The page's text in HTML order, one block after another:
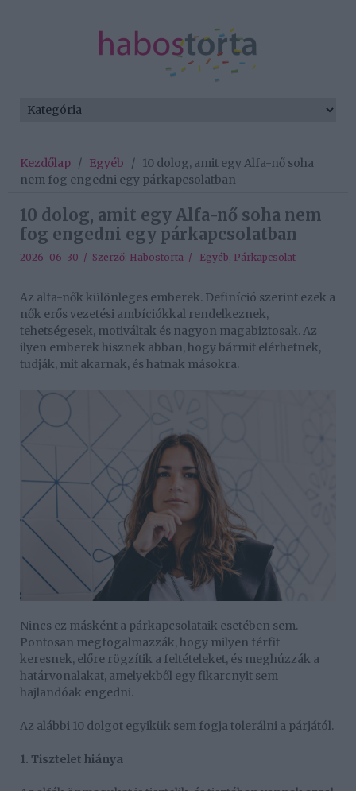
Kezdőlap / Egyéb / 10 dolog, amit egy Alfa-nő soha
nem fog engedni egy párkapcsolatban
10 dolog, amit egy Alfa-nő soha nem
fog engedni egy párkapcsolatban
2026-06-30 / Szerző: Habostorta / Egyéb, Párkapcsolat
Az alfa-nők különleges emberek. Definíció szerint ezek a
nők erős vezetési ambíciókkal rendelkeznek,
tehetségesek, motiváltak és nagyon magabiztosak. Az
ilyen emberek hisznek abban, hogy bármit elérhetnek,
tudják, mit akarnak, és hatnak másokra.
Nincs ez másként a párkapcsolataik esetében sem.
Pontosan megfogalmazzák, hogy milyen férfit
keresnek, előre rögzítik a feltételeket, és meghúzzák a
határvonalakat, amelyekből egy fikarcnyit sem
hajlandóak engedni.
Az alábbi 10 dolgot egyikük sem fogja tolerálni a párjától.
1. Tisztelet hiánya